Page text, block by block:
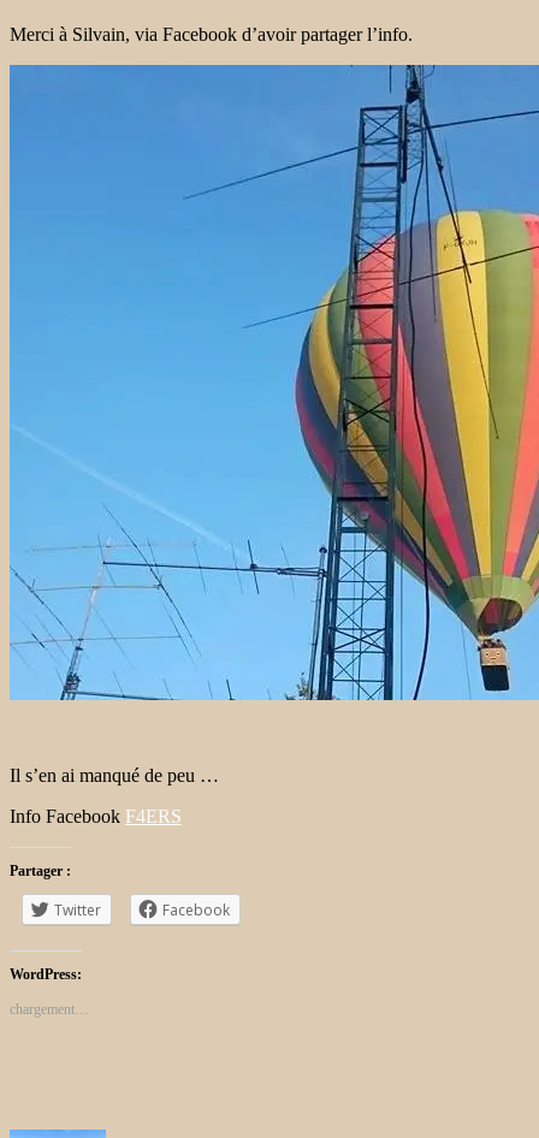
Merci à Silvain, via Facebook d’avoir partager l’info.
Il s’en ai manqué de peu …
Info Facebook F4ERS
Partager :
Twitter Facebook
WordPress:
chargement…